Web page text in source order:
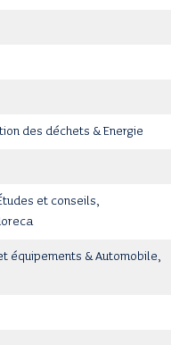
des déchets & Energie
et conseils,
équipements & Automobile,